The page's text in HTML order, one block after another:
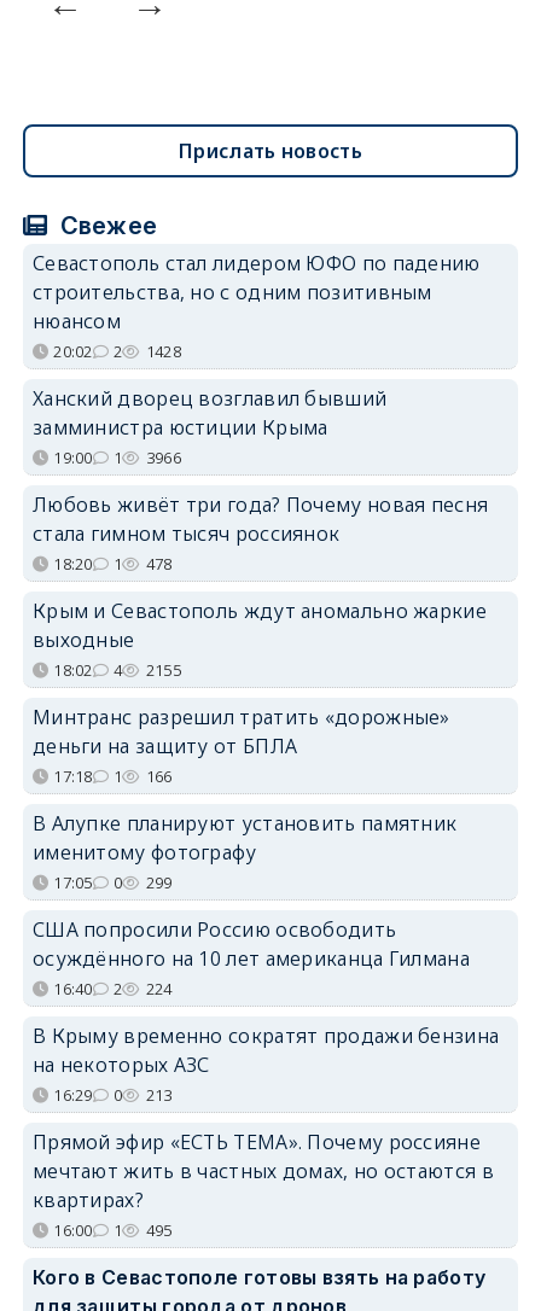
Прислать новость
Свежее
Севастополь стал лидером ЮФО по падению
строительства, но с одним позитивным
нюансом
20:02 2 1428
Ханский дворец возглавил бывший
замминистра юстиции Крыма
19:00 1 3966
Любовь живёт три года? Почему новая песня
стала гимном тысяч россиянок
18:20 1 478
Крым и Севастополь ждут аномально жаркие
выходные
18:02 4 2155
Минтранс разрешил тратить «дорожные»
деньги на защиту от БПЛА
17:18 1 166
В Алупке планируют установить памятник
именитому фотографу
17:05 0 299
США попросили Россию освободить
осуждённого на 10 лет американца Гилмана
16:40 2 224
В Крыму временно сократят продажи бензина
на некоторых АЗС
16:29 0 213
Прямой эфир «ЕСТЬ ТЕМА». Почему россияне
мечтают жить в частных домах, но остаются в
квартирах?
16:00 1 495
Кого в Севастополе готовы взять на работу
для защиты города от дронов